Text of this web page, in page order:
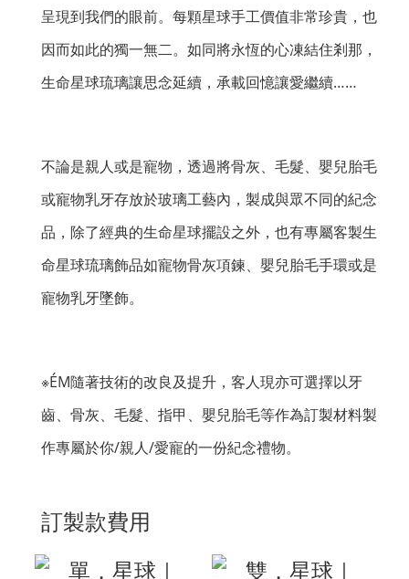
呈現到我們的眼前。每顆星球手工價值非常珍貴，也
因而如此的獨一無二。如同將永恆的心凍結住剎那，
生命星球琉璃讓思念延續，承載回憶讓愛繼續……
不論是親人或是寵物，透過將骨灰、毛髮、嬰兒胎毛
或寵物乳牙存放於玻璃工藝內，製成與眾不同的紀念
品，除了經典的生命星球擺設之外，也有專屬客製生
命星球琉璃飾品如寵物骨灰項鍊、嬰兒胎毛手環或是
寵物乳牙墜飾。
※ÉM隨著技術的改良及提升，客人現亦可選擇以牙
齒、骨灰、毛髮、指甲、嬰兒胎毛等作為訂製材料製
作專屬於你/親人/愛寵的一份紀念禮物。
訂製款費用